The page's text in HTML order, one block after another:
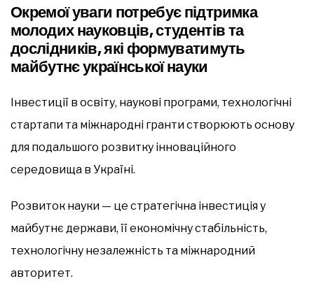
Окремої уваги потребує підтримка
молодих науковців, студентів та
дослідників, які формуватимуть
майбутнє української науки
Інвестиції в освіту, наукові програми, технологічні
стартапи та міжнародні гранти створюють основу
для подальшого розвитку інноваційного
середовища в Україні.
Розвиток науки — це стратегічна інвестиція у
майбутнє держави, її економічну стабільність,
технологічну незалежність та міжнародний
авторитет.